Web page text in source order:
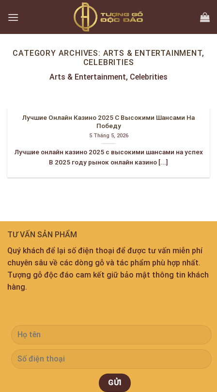
CATEGORY ARCHIVES: ARTS & ENTERTAINMENT,
CELEBRITIES
Arts & Entertainment, Celebrities
Лучшие Онлайн Казино 2025 С Высокими Шансами На
Победу
5 Tháng 5, 2026
Лучшие онлайн казино 2025 с высокими шансами на успех
В 2025 году рынок онлайн казино [...]
TƯ VẤN SẢN PHẨM
Quý khách để lại số điện thoại để được tư vấn miễn phí
chuyên sâu về các dòng gỗ và tác phẩm phù hợp nhất.
Tượng gỗ độc đáo cam kết giữ bảo mật thông tin khách
hàng.